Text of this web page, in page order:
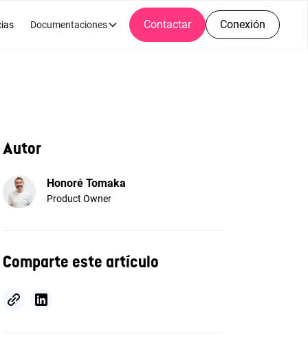
Documentaciones Contactar Conexión
Autor
Honoré Tomaka
Product Owner
Comparte este artículo